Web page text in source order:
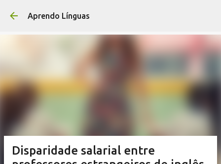
Aprendo Línguas
Disparidade salarial entre